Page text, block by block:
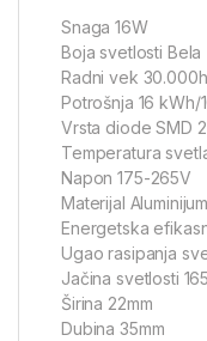
Snaga 16W
Boja svetlosti Bela
Radni vek 30.000h
Potrošnja 16 kWh/
Vrsta diode SMD
Temperatura
Napon 175-265V
Materijal
Energetska
Ugao rasipanja
Jačina svetlosti
Širina 22mm
Dubina 35mm